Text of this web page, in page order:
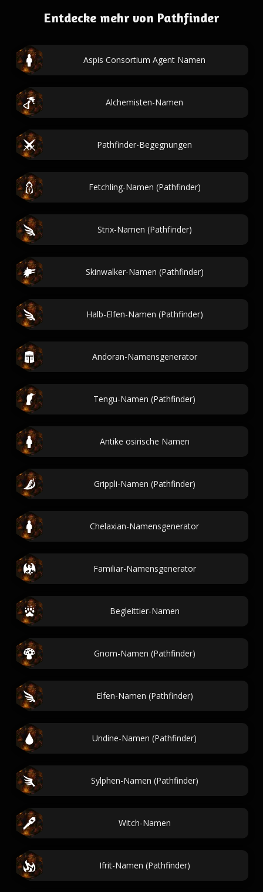
Entdecke mehr von Pathfinder
Aspis Consortium Agent Namen
Alchemisten-Namen
Pathfinder-Begegnungen
Fetchling-Namen (Pathfinder)
Strix-Namen (Pathfinder)
Skinwalker-Namen (Pathfinder)
Halb-Elfen-Namen (Pathfinder)
Andoran-Namensgenerator
Tengu-Namen (Pathfinder)
Antike osirische Namen
Grippli-Namen (Pathfinder)
Chelaxian-Namensgenerator
Familiar-Namensgenerator
Begleittier-Namen
Gnom-Namen (Pathfinder)
Elfen-Namen (Pathfinder)
Undine-Namen (Pathfinder)
Sylphen-Namen (Pathfinder)
Witch-Namen
Ifrit-Namen (Pathfinder)